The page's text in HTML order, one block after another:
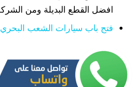
افضل القطع البديلة ومن
فتح باب سيارات الشعب البحري